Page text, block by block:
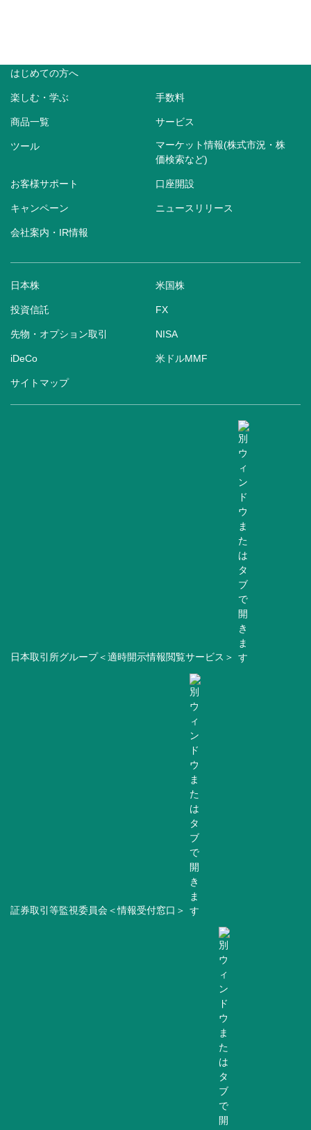
はじめての方へ
楽しむ・学ぶ 手数料
商品一覧 サービス
ツール
マーケット情報(株式市況・株
価検索など)
お客様サポート 口座開設
キャンペーン ニュースリリース
会社案内・IR情報
日本株 米国株
投資信託 FX
先物・オプション取引 NISA
iDeCo 米ドルMMF
サイトマップ
日本取引所グループ＜適時開示情報閲覧サービス＞
証券取引等監視委員会＜情報受付窓口＞